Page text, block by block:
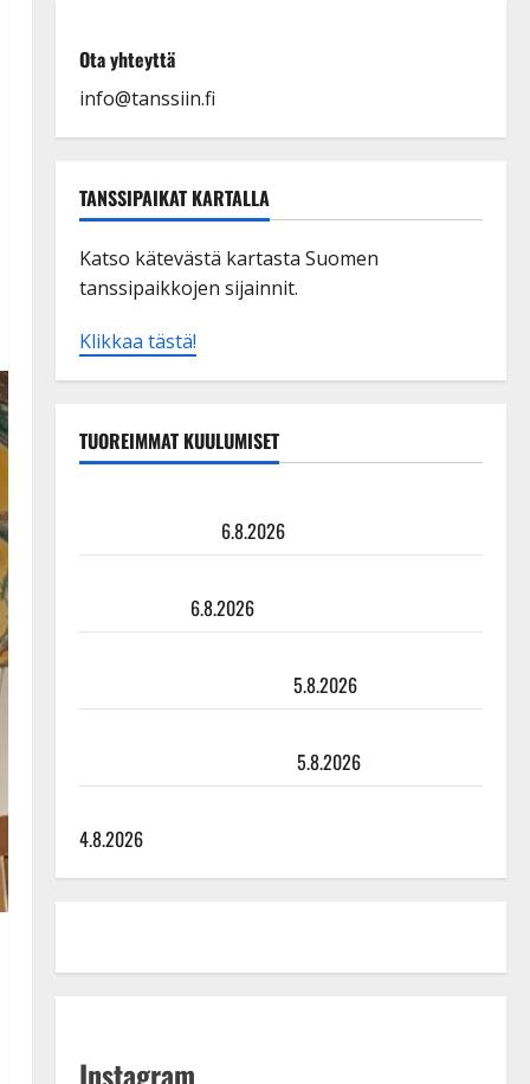
Ota yhteyttä
info@tanssiin.fi
TANSSIPAIKAT KARTALLA
Katso kätevästä kartasta Suomen
tanssipaikkojen sijainnit.
Klikkaa tästä!
TUOREIMMAT KUULUMISET
6.8.2026
6.8.2026
5.8.2026
5.8.2026
4.8.2026
Instagram